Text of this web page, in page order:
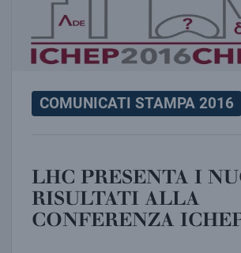
COMUNICATI STAMPA 2016
LHC PRESENTA I
RISULTATI ALLA
CONFERENZA